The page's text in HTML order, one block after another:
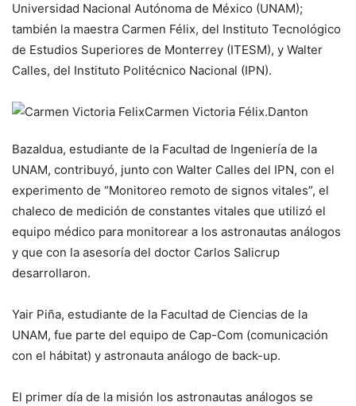
Universidad Nacional Autónoma de México (UNAM);
también la maestra Carmen Félix, del Instituto Tecnológico
de Estudios Superiores de Monterrey (ITESM), y Walter
Calles, del Instituto Politécnico Nacional (IPN).
Carmen Victoria Félix.Danton
Bazaldua, estudiante de la Facultad de Ingeniería de la
UNAM, contribuyó, junto con Walter Calles del IPN, con el
experimento de “Monitoreo remoto de signos vitales”, el
chaleco de medición de constantes vitales que utilizó el
equipo médico para monitorear a los astronautas análogos
y que con la asesoría del doctor Carlos Salicrup
desarrollaron.
Yair Piña, estudiante de la Facultad de Ciencias de la
UNAM, fue parte del equipo de Cap-Com (comunicación
con el hábitat) y astronauta análogo de back-up.
El primer día de la misión los astronautas análogos se